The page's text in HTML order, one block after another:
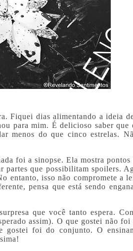
Fiquei dias alimentando a ideia
para mim. É delicioso saber que
menos do que cinco estrelas.
foi a sinopse. Ela mostra pontos
partes que possibilitam spoilers.
entanto, isso não compromete a
pensa que está sendo
que você tanto espera.
assim). O que gostei não foi
gostei foi do conjunto. O